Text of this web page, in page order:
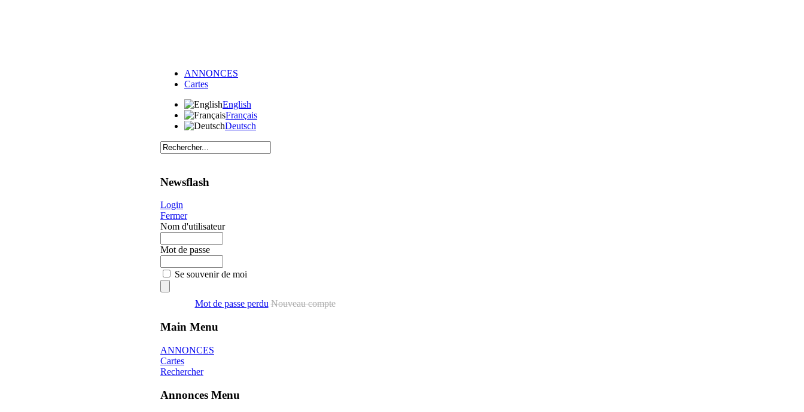
ANNONCES
Cartes
English
Français
Deutsch
Newsflash
Login
Fermer
Nom d'utilisateur
Mot de passe
Se souvenir de moi
Mot de passe perdu Nouveau compte
Main Menu
ANNONCES
Cartes
Rechercher
Annonces Menu